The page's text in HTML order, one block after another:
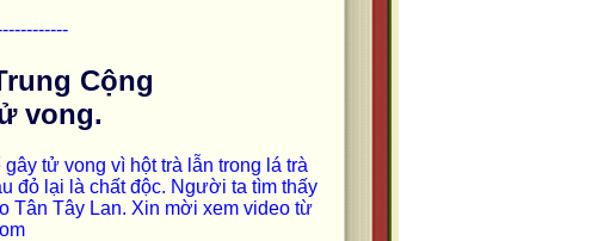
Cộng
vong.
tử vong vì hột trà lẫn trong lá trà
đỏ lại là chất độc. Người ta tìm thấy
Tân Tây Lan. Xin mời xem video từ